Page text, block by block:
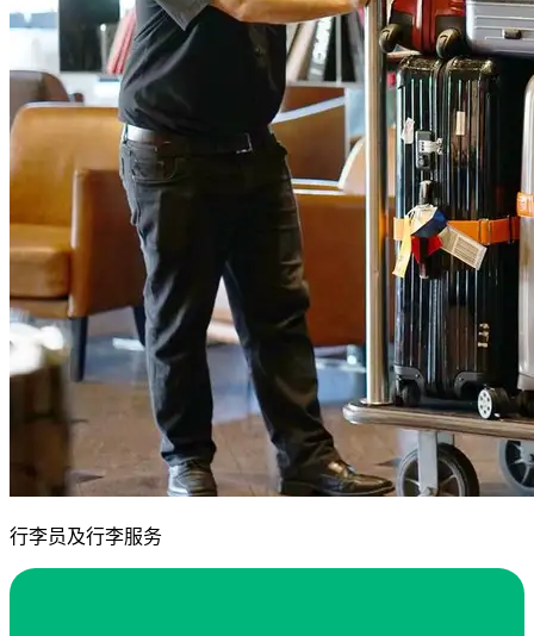
行李员及行李服务